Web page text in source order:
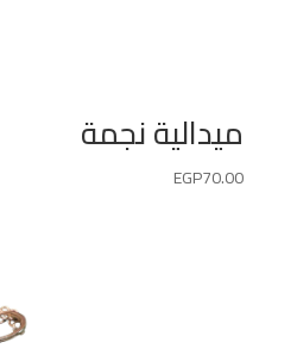
ميدالية نجمة
EGP70.00